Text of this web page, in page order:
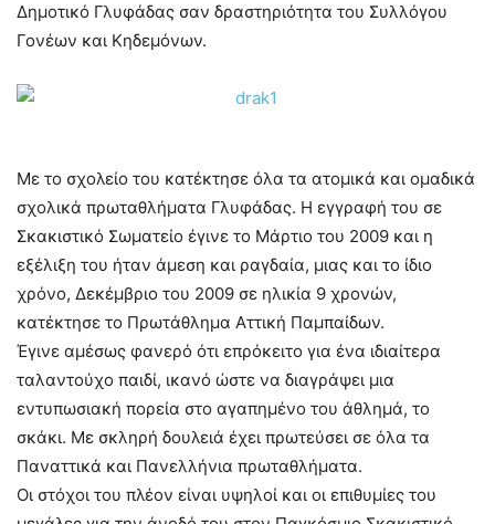
Δημοτικό Γλυφάδας σαν δραστηριότητα του Συλλόγου
Γονέων και Κηδεμόνων.
Με το σχολείο του κατέκτησε όλα τα ατομικά και ομαδικά
σχολικά πρωταθλήματα Γλυφάδας. Η εγγραφή του σε
Σκακιστικό Σωματείο έγινε το Μάρτιο του 2009 και η
εξέλιξη του ήταν άμεση και ραγδαία, μιας και το ίδιο
χρόνο, Δεκέμβριο του 2009 σε ηλικία 9 χρονών,
κατέκτησε το Πρωτάθλημα Αττική Παμπαίδων.
Έγινε αμέσως φανερό ότι επρόκειτο για ένα ιδιαίτερα
ταλαντούχο παιδί, ικανό ώστε να διαγράψει μια
εντυπωσιακή πορεία στο αγαπημένο του άθλημά, το
σκάκι. Με σκληρή δουλειά έχει πρωτεύσει σε όλα τα
Παναττικά και Πανελλήνια πρωταθλήματα.
Οι στόχοι του πλέον είναι υψηλοί και οι επιθυμίες του